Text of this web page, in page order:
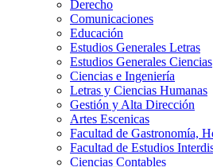
Derecho
Comunicaciones
Educación
Estudios Generales Letras
Estudios Generales Ciencias
Ciencias e Ingeniería
Letras y Ciencias Humanas
Gestión y Alta Dirección
Artes Escenicas
Facultad de Gastronomía,
Facultad de Estudios
Ciencias Contables